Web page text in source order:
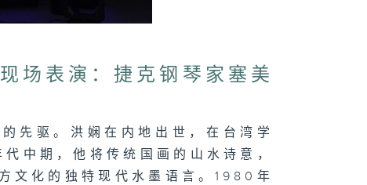
场表演：捷克钢琴家塞美
先驱。洪娴在内地出世，在台湾学
中期，他将传统国画的山水诗意，
文化的独特现代水墨语言。1980年